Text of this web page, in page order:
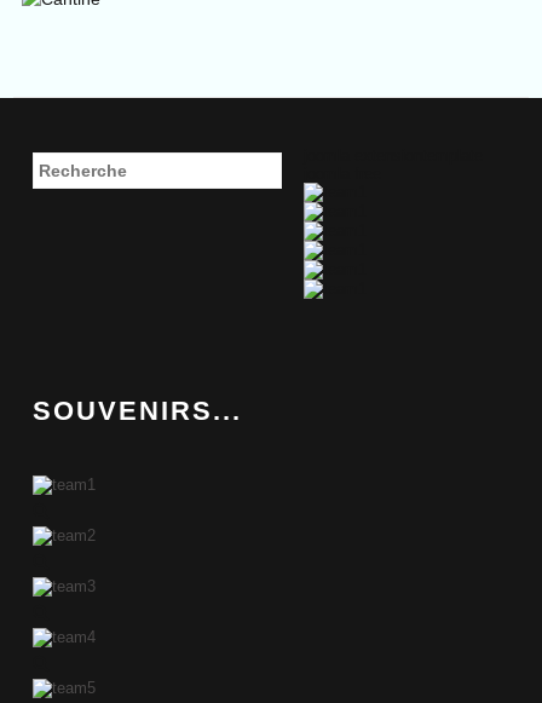
SOUVENIRS...